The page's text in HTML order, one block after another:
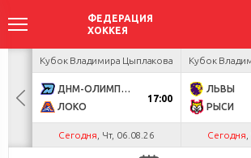
Кубок Владимира Цыплакова
ДНМ-ОЛИМПИК
ЛОКО
17:00
Сегодня , Чт, 06.08.26
Кубок
ЛЬВЫ
РЫСИ
Сегодня